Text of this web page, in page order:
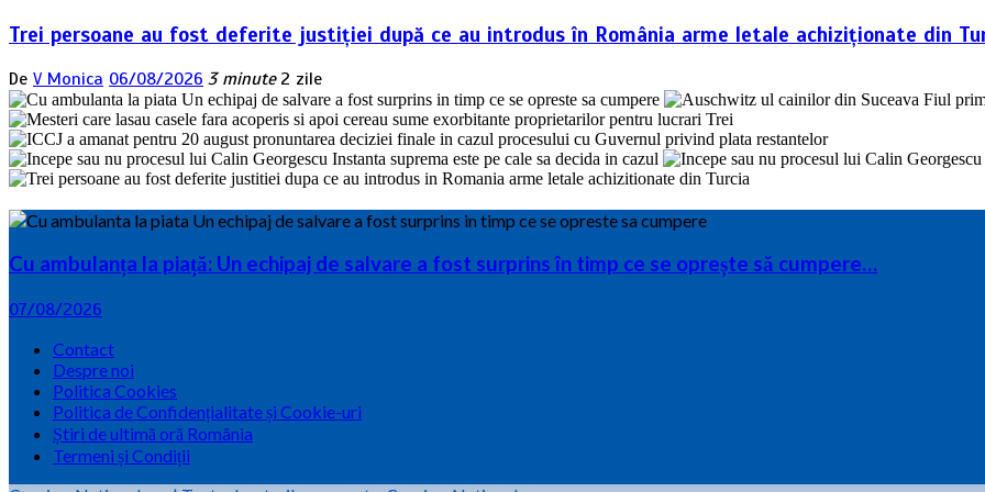
Trei persoane au fost deferite justiției după ce au introdus în România arme letale achiziționate din
De V Monica 06/08/2026 3 minute 2 zile
Cu ambulanța la piață: Un echipaj de salvare a fost surprins în timp ce se oprește să cumpere…
07/08/2026
Contact
Despre noi
Politica Cookies
Politica de Confidențialitate și Cookie-uri
Știri de ultimă oră România
Termeni și Condiții